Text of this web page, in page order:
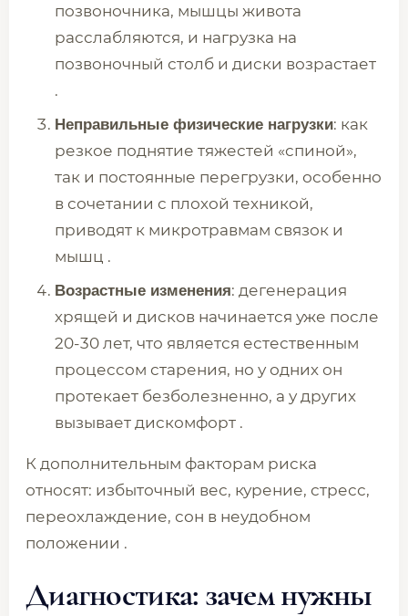
позвоночника, мышцы живота
расслабляются, и нагрузка на
позвоночный столб и диски возрастает
.
Неправильные физические нагрузки: как
резкое поднятие тяжестей «спиной»,
так и постоянные перегрузки, особенно
в сочетании с плохой техникой,
приводят к микротравмам связок и
мышц .
Возрастные изменения: дегенерация
хрящей и дисков начинается уже после
20-30 лет, что является естественным
процессом старения, но у одних он
протекает безболезненно, а у других
вызывает дискомфорт .
К дополнительным факторам риска
относят: избыточный вес, курение, стресс,
переохлаждение, сон в неудобном
положении .
Диагностика: зачем нужны